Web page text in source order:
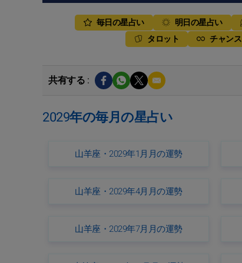
毎日の星占い 明日の星占い
タロット
チャンス
共有する :
2029年の毎月の星占い
山羊座・2029年1月月の運勢
山羊座・2029年4月月の運勢
山羊座・2029年7月月の運勢